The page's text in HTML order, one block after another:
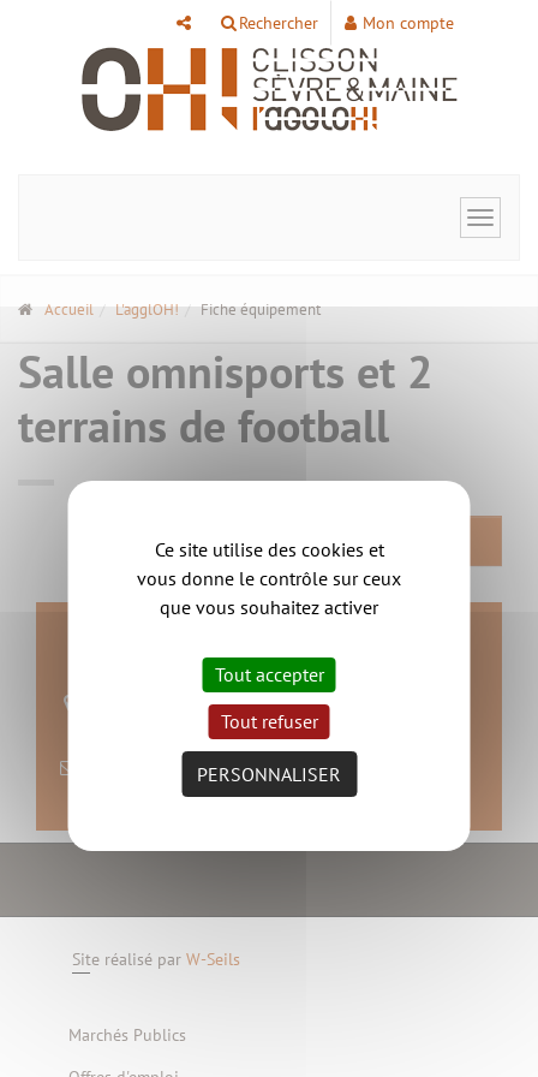
Rechercher Mon compte
Toggle
Accueil L'agglOH! Fiche équipement
Salle omnisports et 2
terrains de football
RETOUR
mairie de Remouillé
nous contacter
Site réalisé par W-Seils
Marchés Publics
Panneau de gestion des cookies
Ce site utilise des cookies et
vous donne le contrôle sur ceux
que vous souhaitez activer
Tout accepter
Tout refuser
PERSONNALISER